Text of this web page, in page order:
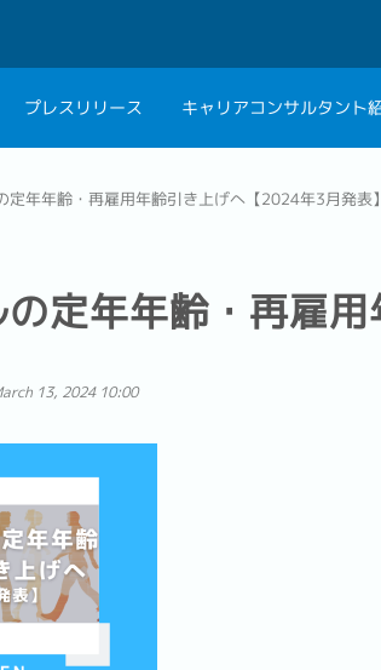
プレスリリース キャリアコンサルタント
定年年齢・再雇用年齢引き上げへ【2024年3月発表】
の定年年齢・再雇
13, 2024 10:00